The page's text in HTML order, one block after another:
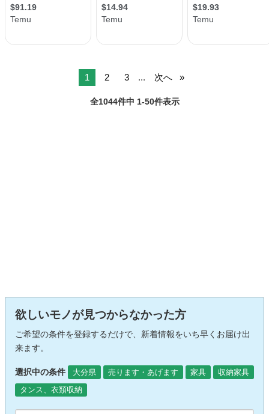
1 2 3 ... 次へ
全1044件中 1-50件表示
欲しいモノが見つからなかった方
ご希望の条件を登録するだけで、新着情報をいち早くお届け出
来ます。
選択中の条件 大分県 売ります・あげます 家具
収納家具
タンス、衣類収納